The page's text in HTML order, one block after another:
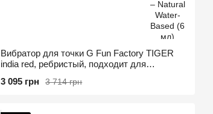
Вибратор для точки G Fun Factory TIGER
india red, ребристый, подходит для
3 714 грн
3 095 грн